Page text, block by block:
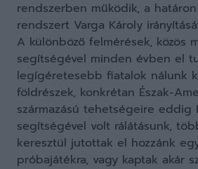
rendszerben működik, a
rendszert Varga Károly
A különböző felmérések, közös
segítségével minden évben el
legígéretesebb fiatalok nálunk
földrészek, konkrétan Észak-
származású tehetségeire eddig
segítségével volt rálátásunk,
keresztül jutottak el hozzánk
próbajátékra, vagy kaptak akár